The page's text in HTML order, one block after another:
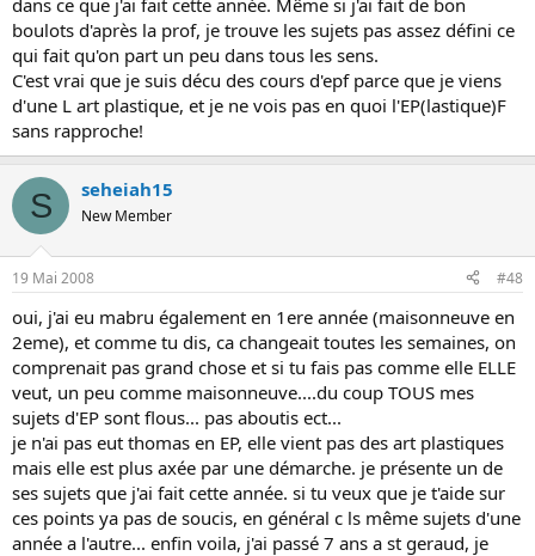
dans ce que j'ai fait cette année. Même si j'ai fait de bon
boulots d'après la prof, je trouve les sujets pas assez défini ce
qui fait qu'on part un peu dans tous les sens.
C'est vrai que je suis décu des cours d'epf parce que je viens
d'une L art plastique, et je ne vois pas en quoi l'EP(lastique)F
sans rapproche!
S seheiah15
New Member
19 Mai 2008 #48
oui, j'ai eu mabru également en 1ere année (maisonneuve en
2eme), et comme tu dis, ca changeait toutes les semaines, on
comprenait pas grand chose et si tu fais pas comme elle ELLE
veut, un peu comme maisonneuve....du coup TOUS mes
sujets d'EP sont flous... pas aboutis ect...
je n'ai pas eut thomas en EP, elle vient pas des art plastiques
mais elle est plus axée par une démarche. je présente un de
ses sujets que j'ai fait cette année. si tu veux que je t'aide sur
ces points ya pas de soucis, en général c ls même sujets d'une
année a l'autre... enfin voila, j'ai passé 7 ans a st geraud, je